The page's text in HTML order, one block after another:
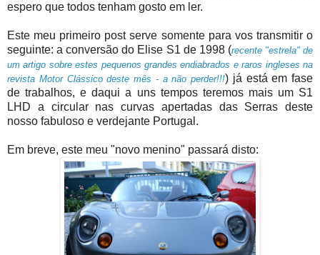
espero que todos tenham gosto em ler.
Este meu primeiro post serve somente para vos transmitir o
seguinte: a conversão do Elise S1 de 1998 (recente "estrela" de
um artigo sobre estes pequenos grandes endiabrados e raros ingleses na
revista Motor Clássico deste mês - a não perder!!!) já está em fase
de trabalhos, e daqui a uns tempos teremos mais um S1
LHD a circular nas curvas apertadas das Serras deste
nosso fabuloso e verdejante Portugal.
Em breve, este meu "novo menino" passará disto: